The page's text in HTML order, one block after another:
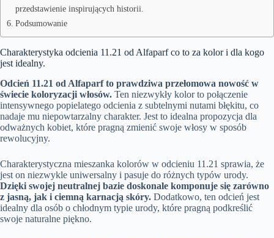
przedstawienie inspirujących historii.
Podsumowanie
Charakterystyka odcienia 11.21 od Alfaparf co to za kolor i dla kogo
jest idealny.
Odcień 11.21 od Alfaparf to prawdziwa przełomowa nowość w
świecie koloryzacji włosów. Ten niezwykły kolor to połączenie
intensywnego popielatego odcienia z subtelnymi nutami błękitu, co
nadaje mu niepowtarzalny charakter. Jest to idealna propozycja dla
odważnych kobiet, które pragną zmienić swoje włosy w sposób
rewolucyjny.
Charakterystyczna mieszanka kolorów w odcieniu 11.21 sprawia, że
jest on niezwykle uniwersalny i pasuje do różnych typów urody.
Dzięki swojej neutralnej bazie doskonale komponuje się zarówno
z jasną, jak i ciemną karnacją skóry. Dodatkowo, ten odcień jest
idealny dla osób o chłodnym typie urody, które pragną podkreślić
swoje naturalne piękno.